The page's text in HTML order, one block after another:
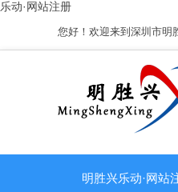
乐动·网站注册
您好！欢迎来到深圳市明
明胜兴乐动·网站